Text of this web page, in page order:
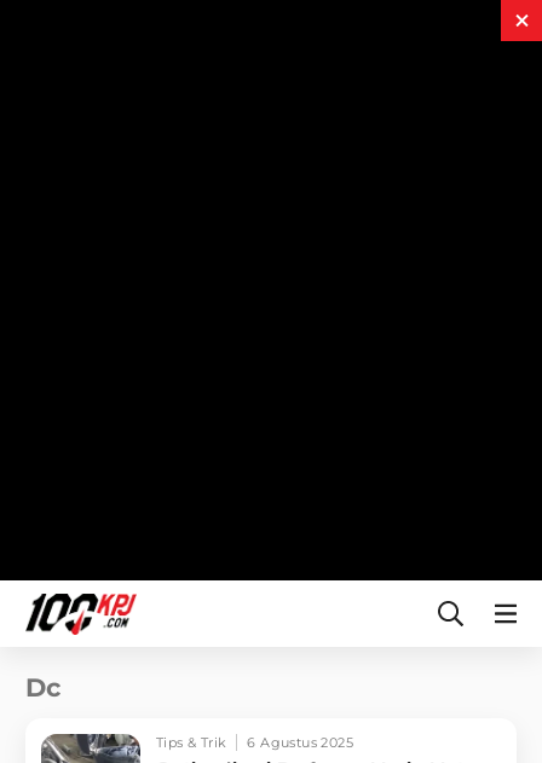
Dc
Tips & Trik 6 Agustus 2025